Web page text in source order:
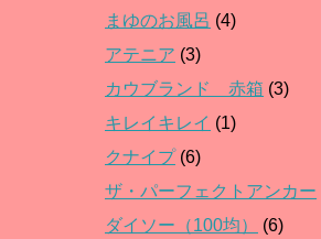
まゆのお風呂 (4)
アテニア (3)
カウブランド 赤箱 (3)
キレイキレイ (1)
クナイプ(6)
ザ・パーフェクトアンカー
ダイソー（100均）
(6)